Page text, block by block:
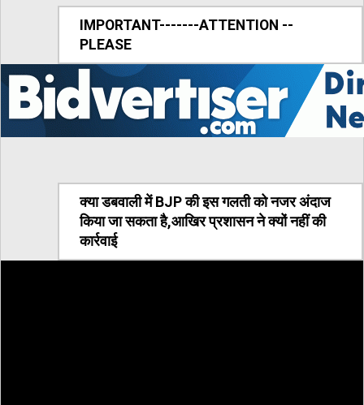
IMPORTANT-------ATTENTION --
PLEASE
क्या डबवाली में BJP की इस गलती को नजर अंदाज
किया जा सकता है,आखिर प्रशासन ने क्यों नहीं की
कार्रवाई